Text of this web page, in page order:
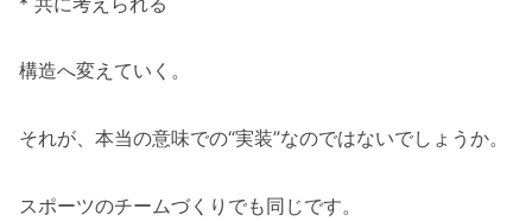
構造へ変えていく。
それが、本当の意味での“実装”なのではないでしょうか。
スポーツのチームづくりでも同じです。